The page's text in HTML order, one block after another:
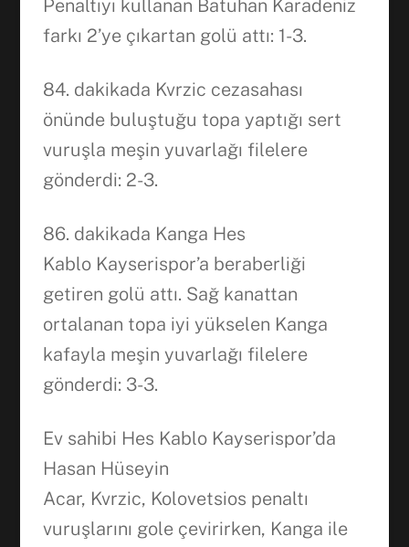
Penaltıyı kullanan Batuhan Karadeniz
farkı 2’ye çıkartan golü attı: 1-3.
84. dakikada Kvrzic cezasahası
önünde buluştuğu topa yaptığı sert
vuruşla meşin yuvarlağı filelere
gönderdi: 2-3.
86. dakikada Kanga Hes
Kablo Kayserispor’a beraberliği
getiren golü attı. Sağ kanattan
ortalanan topa iyi yükselen Kanga
kafayla meşin yuvarlağı filelere
gönderdi: 3-3.
Ev sahibi Hes Kablo Kayserispor’da
Hasan Hüseyin
Acar, Kvrzic, Kolovetsios penaltı
vuruşlarını gole çevirirken, Kanga ile